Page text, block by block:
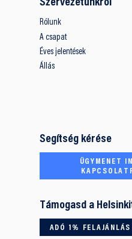
Szervezetünkről
Rólunk
A csapat
Éves jelentések
Állás
Segítség kérése
ÜGYMENET
Támogasd a
ADÓ 1% FELAJÁNLÁS